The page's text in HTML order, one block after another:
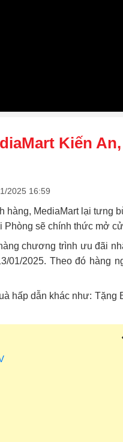
Kiến
2025 16:59
hàng, MediaMart lại tưng
Phòng sẽ chính thức mở
chương trình ưu đãi
01/2025. Theo đó hàng
hấp dẫn khác như: Tặng